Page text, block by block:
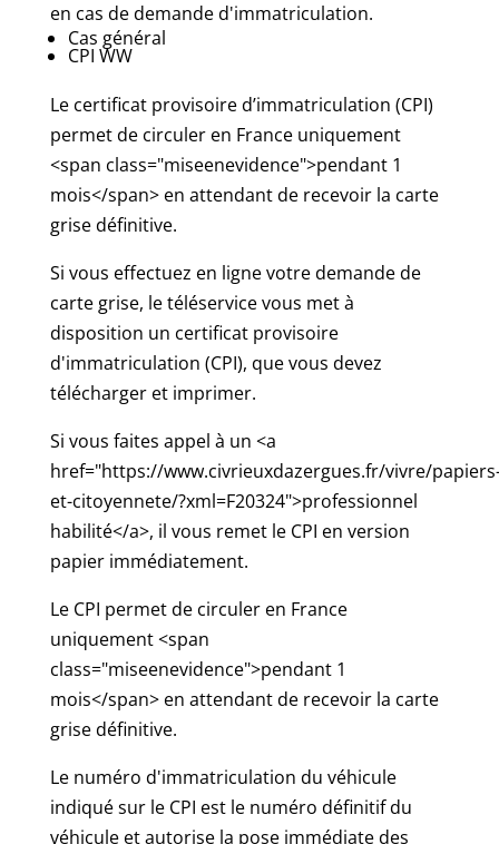
en cas de demande d'immatriculation.
Cas général
CPI WW
Le certificat provisoire d’immatriculation (CPI)
permet de circuler en France uniquement
<span class="miseenevidence">pendant 1
mois</span> en attendant de recevoir la carte
grise définitive.
Si vous effectuez en ligne votre demande de
carte grise, le téléservice vous met à
disposition un certificat provisoire
d'immatriculation (CPI), que vous devez
télécharger et imprimer.
Si vous faites appel à un <a
href="https://www.civrieuxdazergues.fr/vivre/
et-citoyennete/?xml=F20324">professionnel
habilité</a>, il vous remet le CPI en version
papier immédiatement.
Le CPI permet de circuler en France
uniquement <span
class="miseenevidence">pendant 1
mois</span> en attendant de recevoir la carte
grise définitive.
Le numéro d'immatriculation du véhicule
indiqué sur le CPI est le numéro définitif du
véhicule et autorise la pose immédiate des